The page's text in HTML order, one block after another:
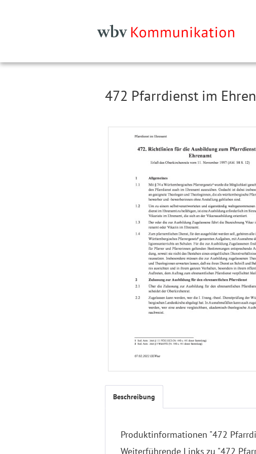
472 Pfarrdienst im
Beschreibung
Produktinformationen "472
Weiterführende Links zu "472